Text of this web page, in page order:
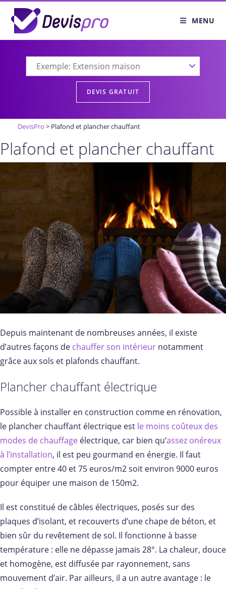
content
MENU
DevisPro > Plafond et plancher chauffant
Plafond et plancher chauffant
Depuis maintenant de nombreuses années, il existe
d’autres façons de chauffer son intérieur notamment
grâce aux sols et plafonds chauffant.
Plancher chauffant électrique
Possible à installer en construction comme en rénovation,
le plancher chauffant électrique est le moins coûteux des
modes de chauffage électrique, car bien qu’assez onéreux
à l’installation, il est peu gourmand en énergie. Il faut
compter entre 40 et 75 euros/m2 soit environ 9000 euros
pour équiper une maison de 150m2.
Il est constitué de câbles électriques, posés sur des
plaques d’isolant, et recouverts d’une chape de béton, et
bien sûr du revêtement de sol. Il fonctionne à basse
température : elle ne dépasse jamais 28°. La chaleur, douce
et homogène, est diffusée par rayonnement, sans
mouvement d’air. Par ailleurs, il a un autre avantage : le